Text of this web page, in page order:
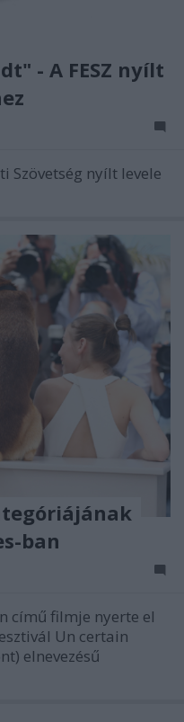
- A FESZ nyílt
Szövetség nyílt levele
ban
című filmje nyerte el
Un certain
elnevezésű